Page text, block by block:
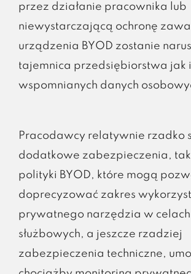
przez działanie pracownika lub
niewystarczającą ochronę
urządzenia BYOD zostanie
tajemnica przedsiębiorstwa jak
wspomnianych danych
Pracodawcy relatywnie rzadko
dodatkowe zabezpieczenia,
polityki BYOD, które mogą
doprecyzować zakres
prywatnego narzędzia w celach
służbowych, a jeszcze rzadziej
zabezpieczenia techniczne,